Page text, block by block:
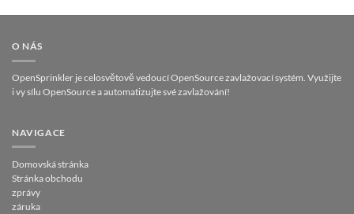
O NÁS
OpenSprinkler je celosvětově vedoucí OpenSource zavlažovací systém. Využijte
i vy sílu OpenSource a automatizujte své zavlažování!
NAVIGACE
Domovská stránka
Stránka obchodu
zprávy
záruka